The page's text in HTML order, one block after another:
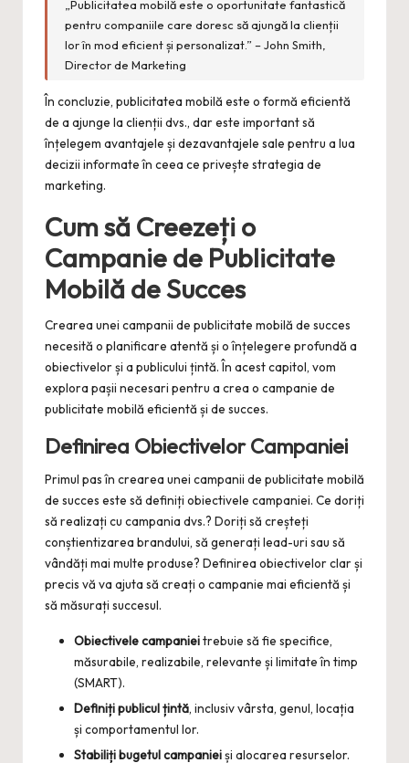
„Publicitatea mobilă este o oportunitate fantastică
pentru companiile care doresc să ajungă la clienții
lor în mod eficient și personalizat.” – John Smith,
Director de Marketing
În concluzie, publicitatea mobilă este o formă eficientă
de a ajunge la clienții dvs., dar este important să
înțelegem avantajele și dezavantajele sale pentru a lua
decizii informate în ceea ce privește strategia de
marketing.
Cum să Creezeți o
Campanie de Publicitate
Mobilă de Succes
Crearea unei campanii de publicitate mobilă de succes
necesită o planificare atentă și o înțelegere profundă a
obiectivelor și a publicului țintă. În acest capitol, vom
explora pașii necesari pentru a crea o campanie de
publicitate mobilă eficientă și de succes.
Definirea Obiectivelor Campaniei
Primul pas în crearea unei campanii de publicitate mobilă
de succes este să definiți obiectivele campaniei. Ce doriți
să realizați cu campania dvs.? Doriți să creșteți
conștientizarea brandului, să generați lead-uri sau să
vândăți mai multe produse? Definirea obiectivelor clar și
precis vă va ajuta să creați o campanie mai eficientă și
să măsurați succesul.
Obiectivele campanieitrebuie să fie specifice,
măsurabile, realizabile, relevante și limitate în timp
(SMART).
Definiți publicul țintă, inclusiv vârsta, genul, locația
și comportamentul lor.
Stabiliți bugetul campanieiși alocarea resurselor.